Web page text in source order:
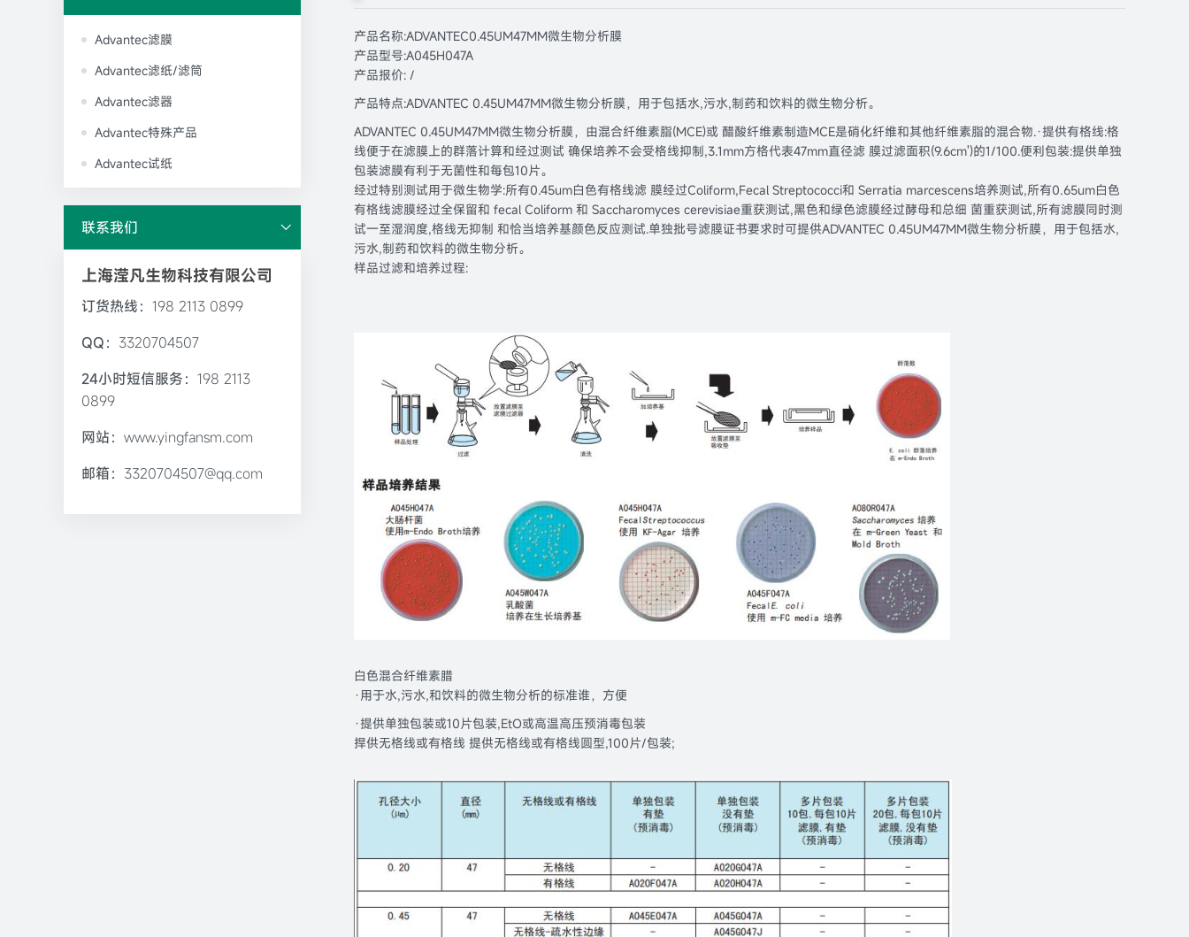
Advantec滤膜
Advantec滤纸/滤筒
Advantec滤器
Advantec特殊产品
Advantec试纸
联系我们
上海滢凡生物科技有限公司
订货热线： 198 2113 0899
QQ： 3320704507
24小时短信服务： 198 2113
0899
网站： www.yingfansm.com
邮箱： 3320704507@qq.com
产品名称:ADVANTEC0.45UM47MM微生物分析膜
产品型号:A045H047A
产品报价: /
产品特点:ADVANTEC 0.45UM47MM微生物分析膜，用于包括水,污水,制药和饮料的微生物分析。
ADVANTEC 0.45UM47MM微生物分析膜，由混合纤维素脂(MCE)或 醋酸纤维素制造MCE是硝化纤维和其他纤维素脂的混合物.·提供有格线:格
线便于在滤膜上的群落计算和经过测试 确保培养不会受格线抑制,3.1mm方格代表47mm直径滤 膜过滤面积(9.6cm')的1/100.便利包装:提供单独
包装滤膜有利于无菌性和每包10片。
经过特别测试用于微生物学:所有0.45um白色有格线滤 膜经过Coliform,Fecal Streptococci和 Serratia marcescens培养测试,所有0.65um白色
有格线滤膜经过全保留和 fecal Coliform 和 Saccharomyces cerevisiae重获测试,黑色和绿色滤膜经过酵母和总细 菌重获测试,所有滤膜同时测
试一至湿润度,格线无抑制 和恰当培养基颜色反应测试.单独批号滤膜证书要求时可提供ADVANTEC 0.45UM47MM微生物分析膜，用于包括水,
污水,制药和饮料的微生物分析。
样品过滤和培养过程:
白色混合纤维素腊
·用于水,污水,和饮料的微生物分析的标准谁，方便
·提供单独包装或10片包装,EtO或高温高压预消毒包装
捍供无格线或有格线 提供无格线或有格线圆型,100片/包装;